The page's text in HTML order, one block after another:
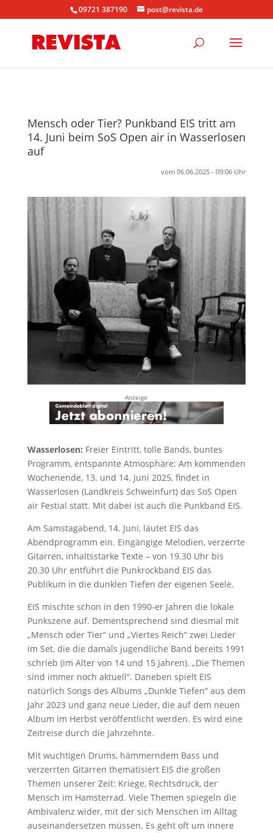
09721 387190 post@revista.de
Mensch oder Tier? Punkband EIS tritt am
14. Juni beim SoS Open air in Wasserlosen
auf
vom 06.06.2025 - 09:06 Uhr
Anzeige
Wasserlosen: Freier Eintritt, tolle Bands, buntes
Programm, entspannte Atmosphäre: Am kommenden
Wochenende, 13. und 14. Juni 2025, findet in
Wasserlosen (Landkreis Schweinfurt) das SoS Open
air Festial statt. Mit dabei ist auch die Punkband EIS.
Am Samstagabend, 14. Juni, läutet EIS das
Abendprogramm ein. Eingängige Melodien, verzerrte
Gitarren, inhaltsstarke Texte – von 19.30 Uhr bis
20.30 Uhr entführt die Punkrockband EIS das
Publikum in die dunklen Tiefen der eigenen Seele.
EIS mischte schon in den 1990-er Jahren die lokale
Punkszene auf. Dementsprechend sind diesmal mit
„Mensch oder Tier“ und „Viertes Reich“ zwei Lieder
im Set, die die damals jugendliche Band bereits 1991
schrieb (im Alter von 14 und 15 Jahren). „Die Themen
sind immer noch aktuell“. Daneben spielt EIS
natürlich Songs des Albums „Dunkle Tiefen“ aus dem
Jahr 2023 und ganz neue Lieder, die auf dem neuen
Album im Herbst veröffentlicht werden. Es wird eine
Zeitreise durch die Jahrzehnte.
Mit wuchtigen Drums, hämmerndem Bass und
verzerrten Gitarren thematisiert EIS die großen
Themen unserer Zeit: Kriege, Rechtsdruck, der
Mensch im Hamsterrad. Viele Themen spiegeln die
Ambivalenz wider, mit der sich Menschen im Alltag
auseinandersetzen müssen. Es geht oft um innere